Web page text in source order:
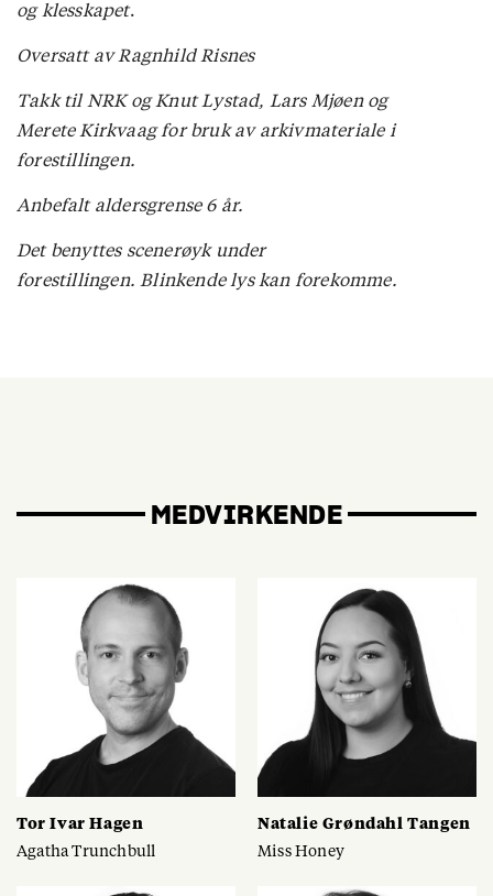
og klesskapet.
Oversatt av Ragnhild Risnes
Takk til NRK og Knut Lystad, Lars Mjøen og
Merete Kirkvaag for bruk av arkivmateriale i
forestillingen.
Anbefalt aldersgrense 6 år.
Det benyttes scenerøyk under
forestillingen. Blinkende lys kan forekomme.
MEDVIRKENDE
Tor Ivar Hagen
Agatha Trunchbull
Natalie Grøndahl Tangen
Miss Honey